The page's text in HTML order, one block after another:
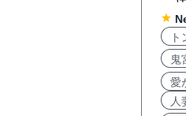
ト
鬼
愛
人